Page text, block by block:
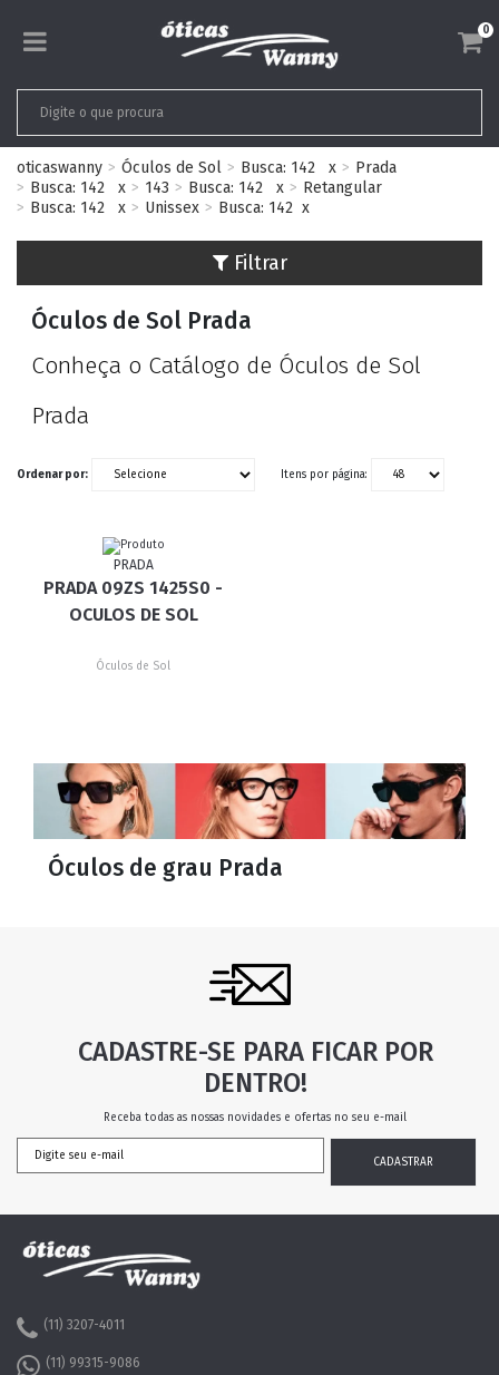
0
oticaswanny Óculos de Sol Busca: 142 x
Prada
Busca: 142
x 143 Busca: 142 x
Retangular
Busca: 142
x Unissex Busca: 142 x
Filtrar
Óculos de Sol Prada
Conheça o Catálogo de Óculos de Sol
Prada
Ordenar por: Itens por página:
PRADA
PRADA 09ZS 1425S0 -
OCULOS DE SOL
Óculos de Sol
Óculos de grau Prada
CADASTRE-SE PARA FICAR POR
DENTRO!
Receba todas as nossas novidades e ofertas no seu e-mail
(11) 3207-4011
(11) 99315-9086